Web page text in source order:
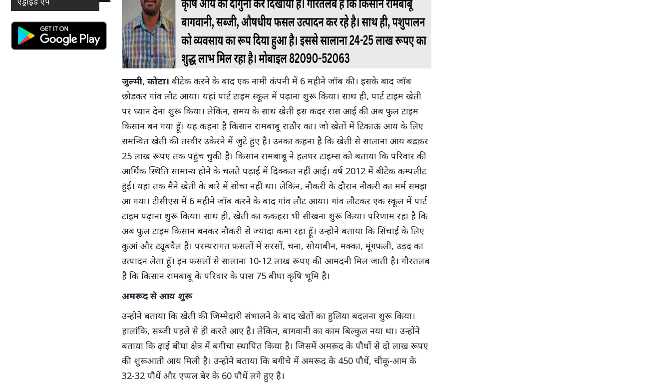
जुल्मी, कोटा। बीटेक करने के बाद एक नामी कंपनी में 6 महीने जॉब की। इसके बाद जॉब
छोडक़र गांव लौट आया। यहां पार्ट टाइम स्कूल में पढ़ाना शुरू किया। साथ ही, पार्ट टाइम खेती
पर ध्यान देना शुरू किया। लेकिन, समय के साथ खेती इस कदर रास आई की अब फुल टाइम
किसान बन गया हॅू। यह कहना है किसान रामबाबू राठौर का। जो खेतों में टिकाऊ आय के लिए
समन्वित खेती की तस्वीर उकेरने में जुटे हुए है। उनका कहना है कि खेती से सालाना आय बढक़र
25 लाख रूपए तक पहुंच चुकी है। किसान रामबाबू ने हलधर टाइम्स को बताया कि परिवार की
आर्थिक स्थिति सामान्य होने के चलते पढ़ाई में दिक्कत नहीं आई। वर्ष 2012 में बीटेक कम्पलीट
हुई। यहां तक मैने खेती के बारे में सोचा नहीं था। लेकिन, नौकरी के दौरान नौकरी का मर्म समझ
आ गया। टीसीएस में 6 महीने जॉब करने के बाद गांव लौट आया। गांव लौटकर एक स्कूल में पार्ट
टाइम पढ़ाना शुरू किया। साथ ही, खेती का ककहरा भी सीखना शुरू किया। परिणाम रहा है कि
अब फुल टाइम किसान बनकर नौकरी से ज्यादा कमा रहा हॅू। उन्होने बताया कि सिंचाई के लिए
कुआं और ट्यूबवैल हैं। परम्परागत फसलों में सरसों, चना, सोयाबीन, मक्का, मूंगफली, उड़द का
उत्पादन लेता हॅू। इन फसलों से सालाना 10-12 लाख रूपए की आमदनी मिल जाती है। गौरतलब
है कि किसान रामबाबू के परिवार के पास 75 बीघा कृषि भूमि है।
अमरूद से आय शुरू
उन्होने बताया कि खेती की जिम्मेदारी संभालने के बाद खेतों का हुलिया बदलना शुरू किया।
हालांकि, सब्जी पहले से ही करते आए है। लेकिन, बागवानी का काम बिल्कुल नया था। उन्होंने
बताया कि ढ़ाई बीघा क्षेत्र में बगीचा स्थापित किया है। जिसमें अमरूद के पौधों से दो लाख रूपए
की शुरूआती आय मिली है। उन्होने बताया कि बगीचे में अमरूद के 450 पौधें, चीकू-आम के
32-32 पौधें और एप्पल बेर के 60 पौधें लगे हुए है।